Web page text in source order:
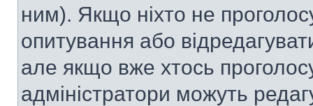
ним). Якщо ніхто не
опитування або
але якщо вже хтось
адміністратори можуть